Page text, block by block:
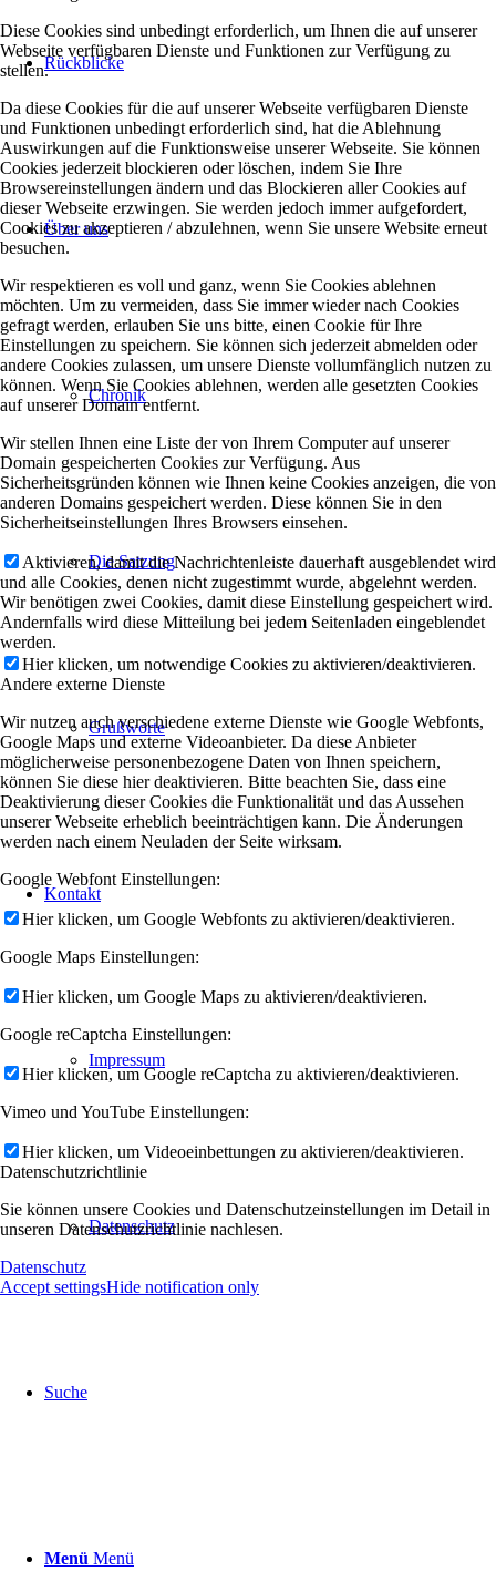
Rückblicke
Über uns
Chronik
Die Satzung
Grußworte
Kontakt
Impressum
Datenschutz
Suche
Menü Menü
Diese Cookies sind unbedingt erforderlich, um Ihnen die auf unserer
Webseite verfügbaren Dienste und Funktionen zur Verfügung zu
stellen.
Da diese Cookies für die auf unserer Webseite verfügbaren Dienste
und Funktionen unbedingt erforderlich sind, hat die Ablehnung
Auswirkungen auf die Funktionsweise unserer Webseite. Sie können
Cookies jederzeit blockieren oder löschen, indem Sie Ihre
Browsereinstellungen ändern und das Blockieren aller Cookies auf
dieser Webseite erzwingen. Sie werden jedoch immer aufgefordert,
Cookies zu akzeptieren / abzulehnen, wenn Sie unsere Website erneut
besuchen.
Wir respektieren es voll und ganz, wenn Sie Cookies ablehnen
möchten. Um zu vermeiden, dass Sie immer wieder nach Cookies
gefragt werden, erlauben Sie uns bitte, einen Cookie für Ihre
Einstellungen zu speichern. Sie können sich jederzeit abmelden oder
andere Cookies zulassen, um unsere Dienste vollumfänglich nutzen zu
können. Wenn Sie Cookies ablehnen, werden alle gesetzten Cookies
auf unserer Domain entfernt.
Wir stellen Ihnen eine Liste der von Ihrem Computer auf unserer
Domain gespeicherten Cookies zur Verfügung. Aus
Sicherheitsgründen können wie Ihnen keine Cookies anzeigen, die von
anderen Domains gespeichert werden. Diese können Sie in den
Sicherheitseinstellungen Ihres Browsers einsehen.
Aktivieren, damit die Nachrichtenleiste dauerhaft ausgeblendet wird
und alle Cookies, denen nicht zugestimmt wurde, abgelehnt werden.
Wir benötigen zwei Cookies, damit diese Einstellung gespeichert wird.
Andernfalls wird diese Mitteilung bei jedem Seitenladen eingeblendet
werden.
Hier klicken, um notwendige Cookies zu aktivieren/deaktivieren.
Andere externe Dienste
Wir nutzen auch verschiedene externe Dienste wie Google Webfonts,
Google Maps und externe Videoanbieter. Da diese Anbieter
möglicherweise personenbezogene Daten von Ihnen speichern,
können Sie diese hier deaktivieren. Bitte beachten Sie, dass eine
Deaktivierung dieser Cookies die Funktionalität und das Aussehen
unserer Webseite erheblich beeinträchtigen kann. Die Änderungen
werden nach einem Neuladen der Seite wirksam.
Google Webfont Einstellungen:
Hier klicken, um Google Webfonts zu aktivieren/deaktivieren.
Google Maps Einstellungen:
Hier klicken, um Google Maps zu aktivieren/deaktivieren.
Google reCaptcha Einstellungen:
Hier klicken, um Google reCaptcha zu aktivieren/deaktivieren.
Vimeo und YouTube Einstellungen:
Hier klicken, um Videoeinbettungen zu aktivieren/deaktivieren.
Datenschutzrichtlinie
Sie können unsere Cookies und Datenschutzeinstellungen im Detail in
unseren Datenschutzrichtlinie nachlesen.
Datenschutz
Accept settingsHide notification only